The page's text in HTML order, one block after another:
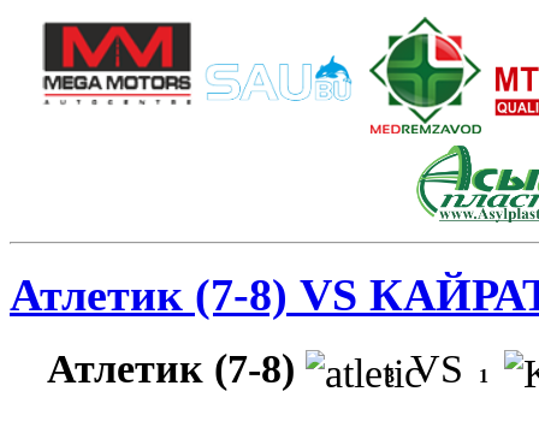
Атлетик (7-8) VS
Атлетик (7-8) 3 VS 1